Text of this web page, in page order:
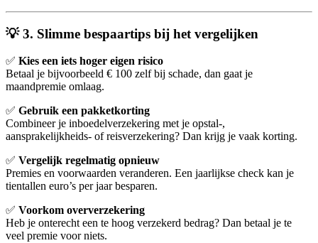
💡 3. Slimme bespaartips bij het vergelijken
✅ Kies een iets hoger eigen risico
Betaal je bijvoorbeeld € 100 zelf bij schade, dan gaat je
maandpremie omlaag.
✅ Gebruik een pakketkorting
Combineer je inboedelverzekering met je opstal-,
aansprakelijkheids- of reisverzekering? Dan krijg je vaak korting.
✅ Vergelijk regelmatig opnieuw
Premies en voorwaarden veranderen. Een jaarlijkse check kan je
tientallen euro’s per jaar besparen.
✅ Voorkom oververzekering
Heb je onterecht een te hoog verzekerd bedrag? Dan betaal je te
veel premie voor niets.